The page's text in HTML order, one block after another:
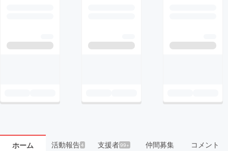
ホーム 活動報告4 支援者99+ 仲間募集 コメント